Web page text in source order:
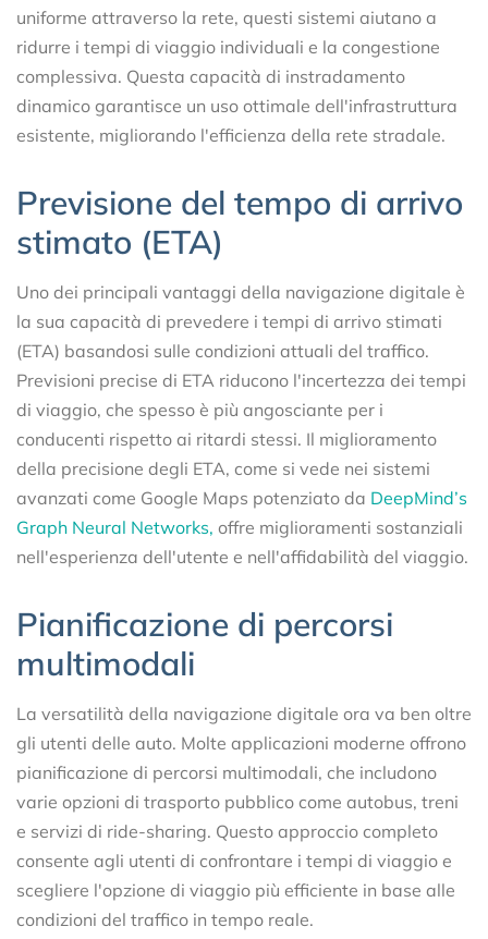
uniforme attraverso la rete, questi sistemi aiutano a
ridurre i tempi di viaggio individuali e la congestione
complessiva. Questa capacità di instradamento
dinamico garantisce un uso ottimale dell'infrastruttura
esistente, migliorando l'efficienza della rete stradale.
Previsione del tempo di arrivo
stimato (ETA)
Uno dei principali vantaggi della navigazione digitale è
la sua capacità di prevedere i tempi di arrivo stimati
(ETA) basandosi sulle condizioni attuali del traffico.
Previsioni precise di ETA riducono l'incertezza dei tempi
di viaggio, che spesso è più angosciante per i
conducenti rispetto ai ritardi stessi. Il miglioramento
della precisione degli ETA, come si vede nei sistemi
avanzati come Google Maps potenziato da DeepMind’s
Graph Neural Networks, offre miglioramenti sostanziali
nell'esperienza dell'utente e nell'affidabilità del viaggio.
Pianificazione di percorsi
multimodali
La versatilità della navigazione digitale ora va ben oltre
gli utenti delle auto. Molte applicazioni moderne offrono
pianificazione di percorsi multimodali, che includono
varie opzioni di trasporto pubblico come autobus, treni
e servizi di ride-sharing. Questo approccio completo
consente agli utenti di confrontare i tempi di viaggio e
scegliere l'opzione di viaggio più efficiente in base alle
condizioni del traffico in tempo reale.